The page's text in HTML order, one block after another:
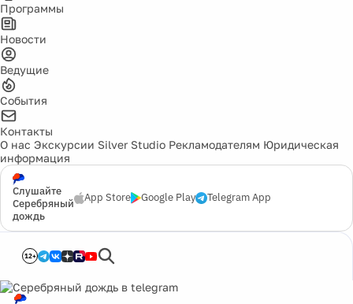
Программы
Новости
Ведущие
События
Контакты
О нас Экскурсии Silver Studio Рекламодателям Юридическая
информация
Слушайте
Серебряный
дождь
App Store Google Play Telegram App
12+